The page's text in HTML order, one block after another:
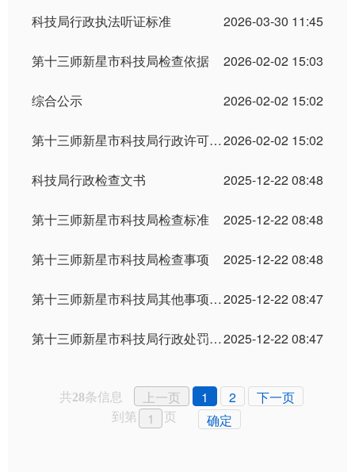
2026-03-30 11:45
科技局行政执法听证标准
2026-02-02 15:03
第十三师新星市科技局检查依据
2026-02-02 15:02
综合公示
2026-02-02 15:02
第十三师新星市科技局行政许可决定
2025-12-22 08:48
科技局行政检查文书
2025-12-22 08:48
第十三师新星市科技局检查标准
2025-12-22 08:48
第十三师新星市科技局检查事项
2025-12-22 08:47
第十三师新星市科技局其他事项事后公示
2025-12-22 08:47
第十三师新星市科技局行政处罚决定
共28条信息 上一页 1 2
下一页
到第
页 确定